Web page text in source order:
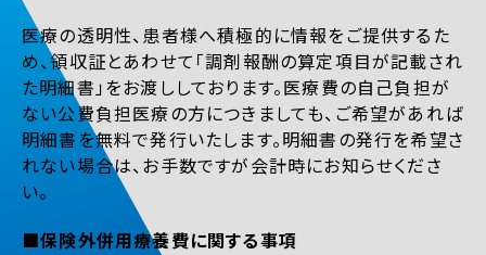
医療の透明性、患者様へ積極的に情報をご提供するた
め、領収証とあわせて「調剤報酬の算定項目が記載され
た明細書」をお渡ししております。医療費の自己負担が
ない公費負担医療の方につきましても、ご希望があれば
明細書を無料で発行いたします。明細書の発行を希望さ
れない場合は、お手数ですが会計時にお知らせくださ
い。
■保険外併用療養費に関する事項